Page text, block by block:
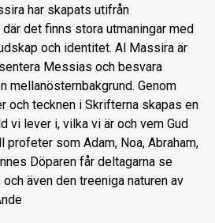
har skapats utifrån
det finns stora utmaningar med
och identitet. Al Massira är
Messias och besvara
mellanösternbakgrund. Genom
och tecknen i Skrifterna skapas en
vi lever i, vilka vi är och vem Gud
profeter som Adam, Noa, Abraham,
Döparen får deltagarna se
även den treeniga naturen av